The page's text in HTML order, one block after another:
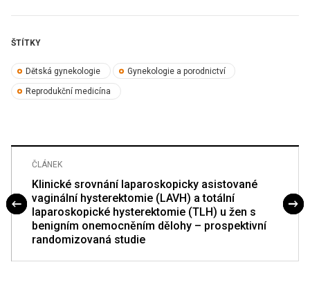
ŠTÍTKY
Dětská gynekologie Gynekologie a porodnictví
Reprodukční medicína
ČLÁNEK
Klinické srovnání laparoskopicky asistované
vaginální hysterektomie (LAVH) a totální
laparoskopické hysterektomie (TLH) u žen s
benigním onemocněním dělohy – prospektivní
randomizovaná studie